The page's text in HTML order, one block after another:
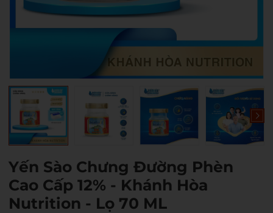
Yến Sào Chưng Đường Phèn
Cao Cấp 12% - Khánh Hòa
Nutrition - Lọ 70 ML